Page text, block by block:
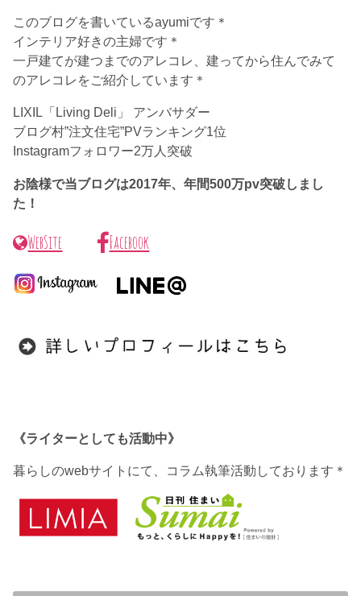
このブログを書いているayumiです＊
インテリア好きの主婦です＊
一戸建てが建つまでのアレコレ、建ってから住んでみて
のアレコレをご紹介しています＊
LIXIL「Living Deli」 アンバサダー
ブログ村”注文住宅”PVランキング1位
Instagramフォロワー2万人突破
お陰様で当ブログは2017年、年間500万pv突破しまし
た！
WebSite Facebook
《ライターとしても活動中》
暮らしのwebサイトにて、コラム執筆活動しております＊